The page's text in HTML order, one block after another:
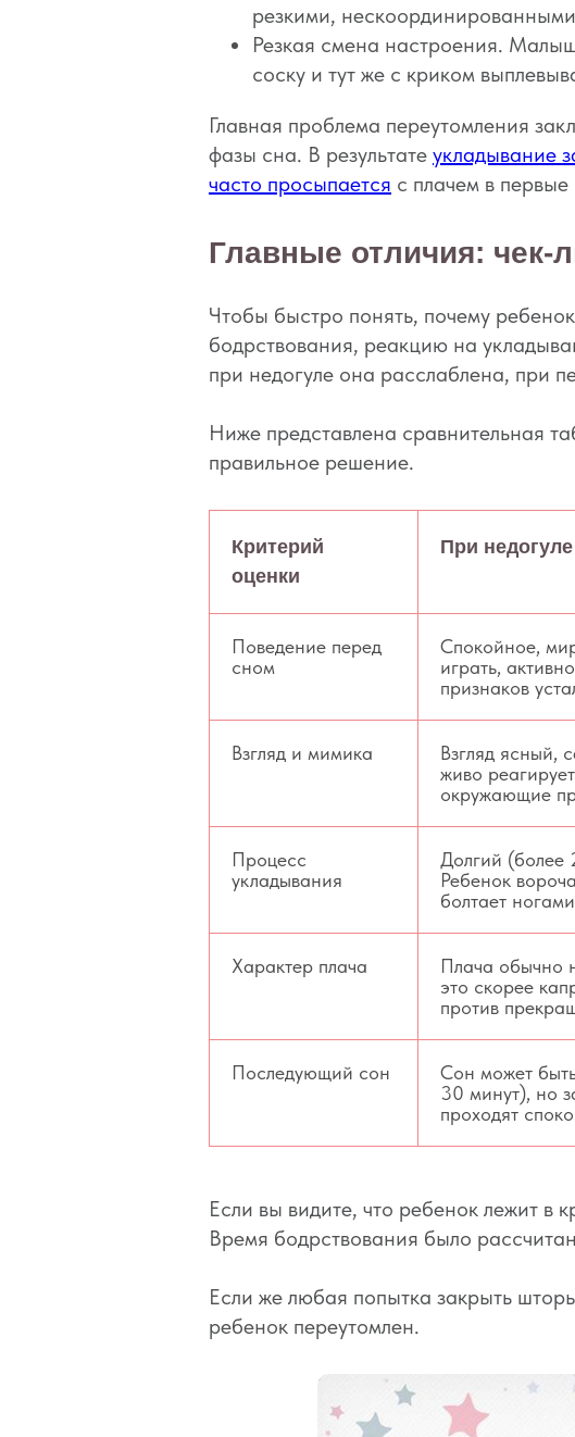
резкими,
Резкая смена настроения.
соску и тут же с криком
Главная проблема переутомления
фазы сна. В результате укладывание
часто просыпается с плачем в
Главные отличия: чек-
Чтобы быстро понять, почему
бодрствования, реакцию на
при недогуле она расслаблена, при
Ниже представлена сравнительная
правильное решение.
Критерий
оценки
При недогуле
Поведение перед
сном
Спокойное,
играть,
признаков
Взгляд и мимика
Взгляд ясный,
живо
окружающие
Процесс
укладывания
Долгий
Ребенок
болтает ногами
Характер плача
Плача обычно
это скорее
против
Последующий сон
Сон может
30 минут), но
проходят
Если вы видите, что ребенок лежит в
Время бодрствования было
Если же любая попытка закрыть
ребенок переутомлен.